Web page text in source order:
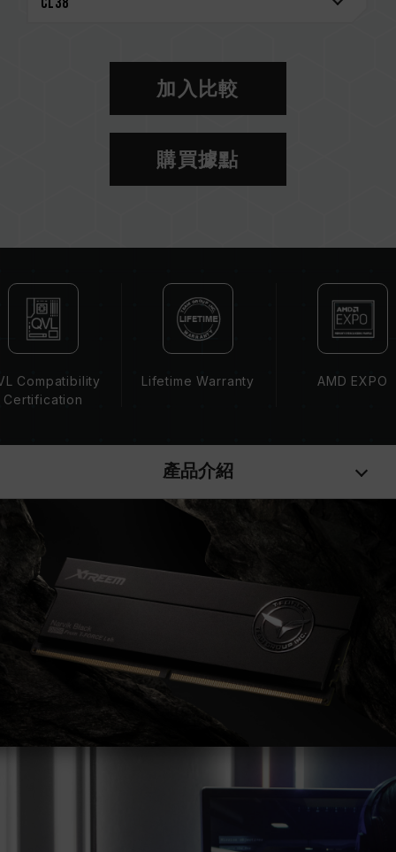
相容平台完整資訊，可至
進一步了
請勿混合使用不同容量、頻率、品牌、型號的記憶
體。每一組套裝中的記憶體皆通過相容性測試配對
而成。若混合使用不同套裝的記憶體，將可能導致
系統不穩定或不開機。
機板、CPU 相容性。
憶體將以 SPD 預設頻率（JEDEC 標準）運行，
如 DDR5-4800 (或更低)。此為正常行為，並非
產品瑕疵。
XMP 3.0 / EXPO 需由使用者手動啟用，部分主
系統設定。
記憶體模組的標示頻率為最高可達頻率，並非所有
系統都能達成。
請確認您的主機板與處理器支援對應的超頻技術
的超頻頻率。
十銓科技的記憶體模組皆在正常電壓情況下進行驗
證，若有處理器或主機板故障狀況，請聯繫處理器
或主機板相關售後服務。
加入比較
購買據點
Compatibility
Certification
Lifetime Warranty AMD EXPO
產品介紹